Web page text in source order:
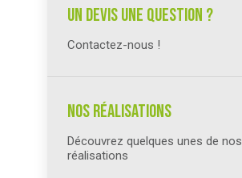
un devis une question ?
Contactez-nous !
Nos réalisations
Découvrez quelques unes de nos
réalisations